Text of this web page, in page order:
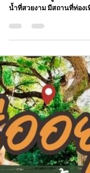
26 พ.ค. 2568
ยาว 1
แนะนำ ล่องเรือท
พระครศรีอยุธยา
บริการทานอาหารบนเรือ
หลากหลายเมนู ขณะล่องเรื
น้ำที่สวยงาม มีสถานที่ท่อง
ของอยุธยาหลายจุด บริการ
กรุ๊ปใหญ่ รองรับได้ 1-200
ความบันเทิง วางแผนและดู
เรื่องเรือ เชื่อใจเรื่องบริการ"